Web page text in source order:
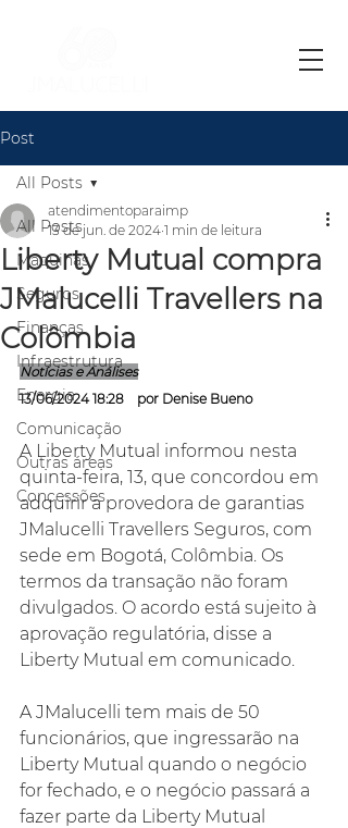
Post
All Posts
Máquinas
Seguros
Finanças
Infraestrutura
Energia
Comunicação
Outras áreas
Concessões
All Posts
Liberty Mutual compra
JMalucelli Travellers na
Colômbia
atendimentoparaimp
13 de jun. de 2024 1 min de leitura
Notícias e Análises
13/06/2024 18:28    por Denise Bueno
A Liberty Mutual informou nesta
quinta-feira, 13, que concordou em
adquirir a provedora de garantias
JMalucelli Travellers Seguros, com
sede em Bogotá, Colômbia. Os
termos da transação não foram
divulgados. O acordo está sujeito à
aprovação regulatória, disse a
Liberty Mutual em comunicado.
A JMalucelli tem mais de 50
funcionários, que ingressarão na
Liberty Mutual quando o negócio
for fechado, e o negócio passará a
fazer parte da Liberty Mutual